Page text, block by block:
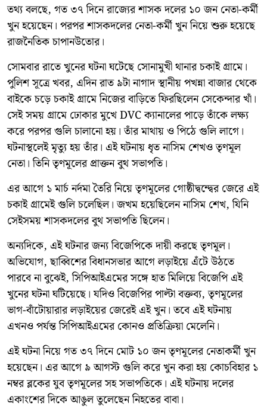
তথ্য বলছে, গত ৩৭ দিনে রাজ্যের শাসক দলের ১০ জন নেতা-কর্মী
খুন হয়েছেন। পরপর শাসকদলের নেতা-কর্মী খুন নিয়ে শুরু হয়েছে
রাজনৈতিক চাপানউতোর।
সোমবার রাতে খুনের ঘটনা ঘটেছে সোনামুখী থানার চকাই গ্রামে।
পুলিশ সূত্রে খবর, এদিন রাত ৯টা নাগাদ স্থানীয় পখন্না বাজার থেকে
বাইকে চড়ে চকাই গ্রামে নিজের বাড়িতে ফিরছিলেন সেকেন্দার খাঁ।
সেই সময় গ্রামে ঢোকার মুখে DVC ক্যানালের পাড়ে তাঁকে লক্ষ্য
করে পরপর গুলি চালানো হয়। তাঁর মাথায় ও পিঠে গুলি লাগে।
ঘটনাস্থলেই মৃত্যু হয় তাঁর। এই ঘটনায় ধৃত নাসিম শেখও তৃণমূল
নেতা। তিনি তৃণমূলের প্রাক্তন বুথ সভাপতি।
এর আগে ১ মার্চ নর্দমা তৈরি নিয়ে তৃণমূলের গোষ্ঠীদ্বন্দ্বের জেরে এই
চকাই গ্রামেই গুলি চলেছিল। জখম হয়েছিলেন নাসিম শেখ, যিনি
সেইসময় শাসকদলের বুথ সভাপতি ছিলেন।
অন্যদিকে, এই ঘটনার জন্য বিজেপিকে দায়ী করছে তৃণমূল।
অভিযোগ, ছাব্বিশের বিধানসভার আগে লড়াইয়ে এঁটে উঠতে
পারবে না বুঝেই, সিপিআইএমের সঙ্গে হাত মিলিয়ে বিজেপি এই
খুনের ঘটনা ঘটিয়েছে। যদিও বিজেপির পাল্টা বক্তব্য, তৃণমূলের
ভাগ-বাঁটোয়ারার লড়াইয়ের জেরেই এই খুন। তবে এই ঘটনায়
এখনও পর্যন্ত সিপিআইএমের কোনও প্রতিক্রিয়া মেলেনি।
এই ঘটনা নিয়ে গত ৩৭ দিনে মোট ১০ জন তৃণমূলের নেতাকর্মী খুন
হয়েছেন। এর আগে ৯ আগস্ট গুলি করে খুন করা হয় কোচবিহার ১
নম্বর ব্লকের যুব তৃণমূলের সহ সভাপতিকে। এই ঘটনায় দলের
একাংশের দিকে আঙুল তুলেছেন নিহতের বাবা।